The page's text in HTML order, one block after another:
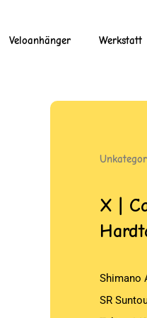
Veloanhänger Werkstatt
X |
Shimano
SR